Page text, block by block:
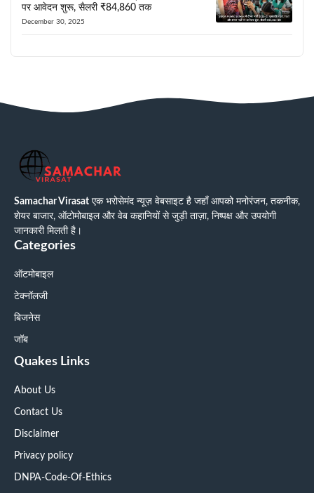
पर आवेदन शुरू, सैलरी ₹84,860 तक
December 30, 2025
Samachar Virasat एक भरोसेमंद न्यूज़ वेबसाइट है जहाँ आपको मनोरंजन, तकनीक,
शेयर बाजार, ऑटोमोबाइल और वेब कहानियों से जुड़ी ताज़ा, निष्पक्ष और उपयोगी
जानकारी मिलती है।
Categories
ऑटमोबाइल
टेक्नॉलजी
बिजनेस
जॉब
Quakes Links
About Us
Contact Us
Disclaimer
Privacy policy
DNPA-Code-Of-Ethics